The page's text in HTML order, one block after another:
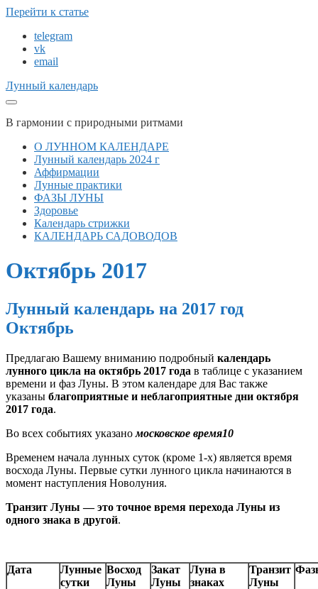
Перейти к статье
telegram
vk
email
Лунный календарь
В гармонии с природными ритмами
О ЛУННОМ КАЛЕНДАРЕ
Лунный календарь 2024 г
Аффирмации
Лунные практики
ФАЗЫ ЛУНЫ
Здоровье
Календарь стрижки
КАЛЕНДАРЬ САДОВОДОВ
Октябрь 2017
Лунный календарь на 2017 год
Октябрь
Предлагаю Вашему вниманию подробный календарь
лунного цикла на октябрь 2017 года в таблице с указанием
времени и фаз Луны. В этом календаре для Вас также
указаны благоприятные и неблагоприятные дни октября
2017 года.
Во всех событиях указаномосковское время10
Временем начала лунных суток (кроме 1-х) является время
восхода Луны. Первые сутки лунного цикла начинаются в
момент наступления Новолуния.
Транзит Луны — это точное время перехода Луны из
одного знака в другой.
Дата
Лунные
сутки
Восход
Луны
Закат
Луны
Луна в
знаках
Транзит
Луны